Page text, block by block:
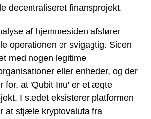
decentraliseret finansprojekt.
af hjemmesiden afslører
operationen er svigagtig. Siden
med nogen legitime
eller enheder, og der
for, at 'Qubit Inu' er et ægte
I stedet eksisterer platformen
at stjæle kryptovaluta fra